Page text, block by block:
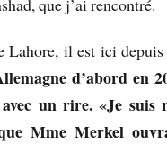
que j’ai rencontré.
Lahore, il est ici
d’abord en
un rire. «Je suis
Mme Merkel